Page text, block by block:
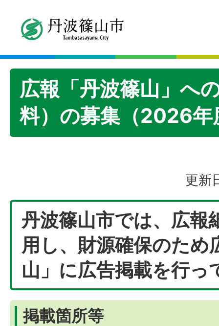
広報「丹波篠山」へ
料）の募集（2026年
更新
丹波篠山市では、広報
用し、財源確保のため
山」に広告掲載を行っ
掲載箇所等